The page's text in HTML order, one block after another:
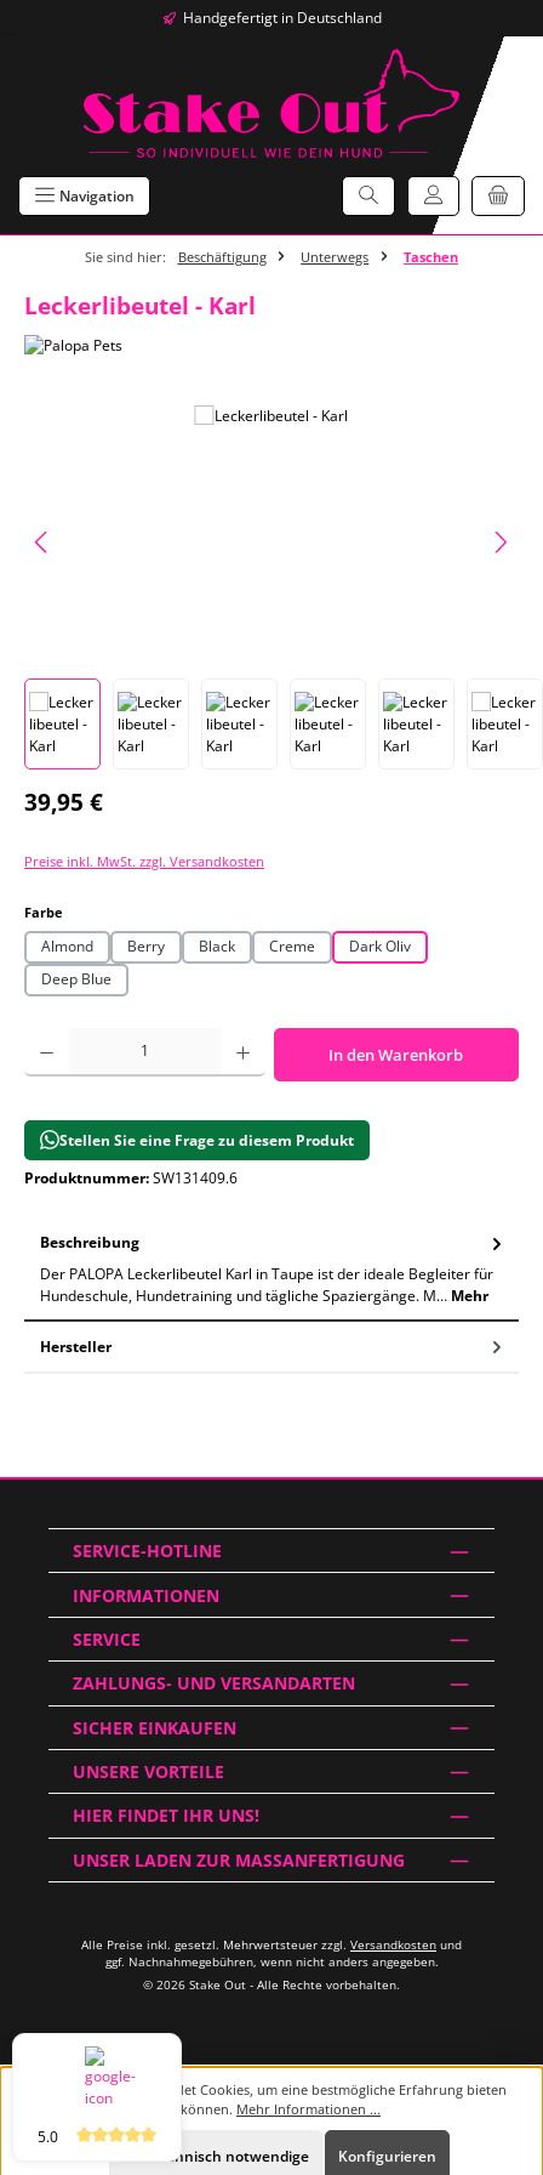
Zum Hauptinhalt springenHandgefertigt in Deutschland
Navigation
Sie sind hier: Beschäftigung Unterwegs Taschen
Leckerlibeutel - Karl
Regulärer Preis:
39,95 €
Preise inkl. MwSt. zzgl. Versandkosten
Farbe
Almond Berry Black Creme
Dark Oliv
Deep Blue
Produkt Anzahl: Gib den gewünschten Wert ein oder benutze die
In den Warenkorb
Stellen Sie eine Frage zu diesem Produkt
Produktnummer:SW131409.6
Beschreibung
Der PALOPA Leckerlibeutel Karl in Taupe ist der ideale Begleiter für
Hundeschule, Hundetraining und tägliche Spaziergänge. M… Mehr
Hersteller
5.0
SERVICE-HOTLINE
INFORMATIONEN
SERVICE
ZAHLUNGS- UND VERSANDARTEN
SICHER EINKAUFEN
UNSERE VORTEILE
HIER FINDET IHR UNS!
UNSER LADEN ZUR MASSANFERTIGUNG
Alle Preise inkl. gesetzl. Mehrwertsteuer zzgl. Versandkosten und
ggf. Nachnahmegebühren, wenn nicht anders angegeben.
© 2026 Stake Out - Alle Rechte vorbehalten.
Diese Website verwendet Cookies, um eine bestmögliche Erfahrung bieten
zu können. Mehr Informationen ...
Nur technisch notwendige Konfigurieren